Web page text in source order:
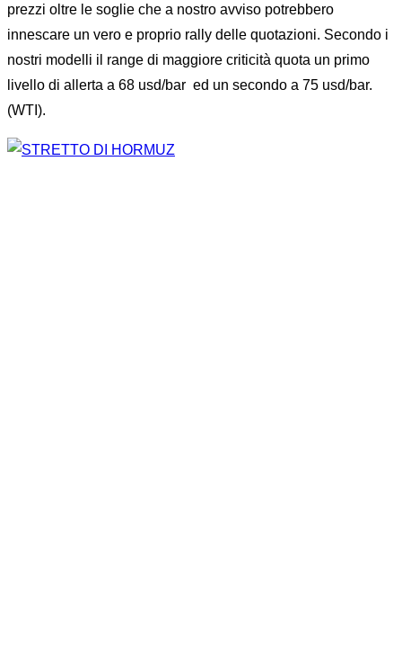
prezzi oltre le soglie che a nostro avviso potrebbero
innescare un vero e proprio rally delle quotazioni. Secondo i
nostri modelli il range di maggiore criticità quota un primo
livello di allerta a 68 usd/bar ed un secondo a 75 usd/bar.
(WTI).